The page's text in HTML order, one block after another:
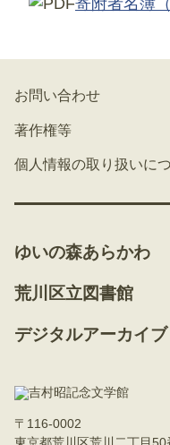
お問い合わせ
著作権等
個人情報の取り扱いに
ゆいの森あらかわ
荒川区立図書館
デジタルアーカイブ
〒116-0002